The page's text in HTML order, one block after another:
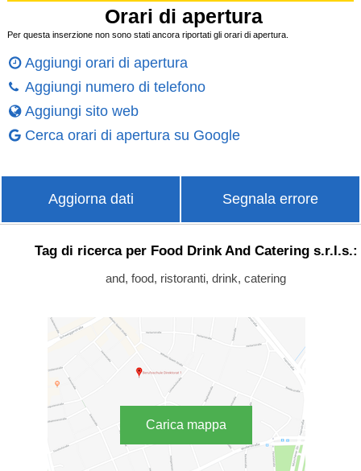
Orari di apertura
Per questa inserzione non sono stati ancora riportati gli orari di apertura.
Aggiungi orari di apertura
Aggiungi numero di telefono
Aggiungi sito web
Cerca orari di apertura su Google
Aggiorna dati Segnala errore
Tag di ricerca per Food Drink And Catering s.r.l.s.:
and, food, ristoranti, drink, catering
Carica mappa